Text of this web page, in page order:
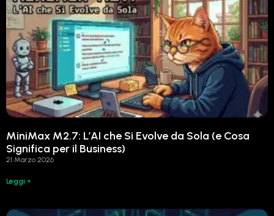
MiniMax M2.7: L’AI che Si Evolve da Sola (e Cosa
Significa per il Business)
21 Marzo 2026
Leggi »